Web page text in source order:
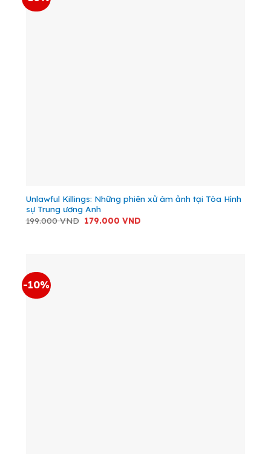
Unlawful Killings: Những phiên xử ám ảnh tại Tòa Hình
sự Trung ương Anh
199.000VND Giá
179.000 VNDGiá
-10%